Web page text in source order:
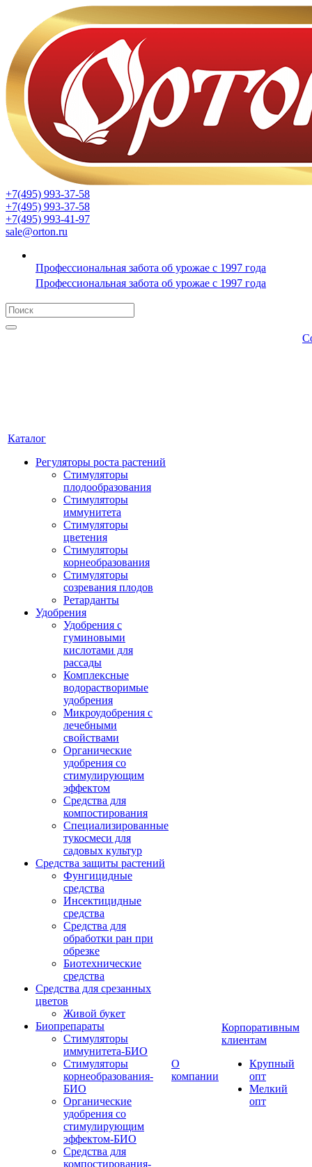
+7(495) 993-37-58
+7(495) 993-37-58
+7(495) 993-41-97
sale@orton.ru
Профессиональная забота об урожае с 1997 года
Профессиональная забота об урожае с 1997 года
Каталог
Регуляторы роста растений
Стимуляторы
плодообразования
Стимуляторы
иммунитета
Стимуляторы
цветения
Стимуляторы
корнеобразования
Стимуляторы
созревания плодов
Ретарданты
Удобрения
Удобрения с
гуминовыми
кислотами для
рассады
Комплексные
водорастворимые
удобрения
Микроудобрения с
лечебными
свойствами
Органические
удобрения со
стимулирующим
эффектом
Средства для
компостирования
Специализированные
тукосмеси для
садовых культур
Средства защиты растений
Фунгицидные
средства
Инсектицидные
средства
Средства для
обработки ран при
обрезке
Биотехнические
средства
Средства для срезанных
цветов
Живой букет
Биопрепараты
Стимуляторы
иммунитета-БИО
Стимуляторы
корнеобразования-
БИО
Органические
удобрения со
стимулирующим
эффектом-БИО
Средства для
компостирования-
О
компании
Корпоративным
клиентам
Крупный
опт
Мелкий
опт